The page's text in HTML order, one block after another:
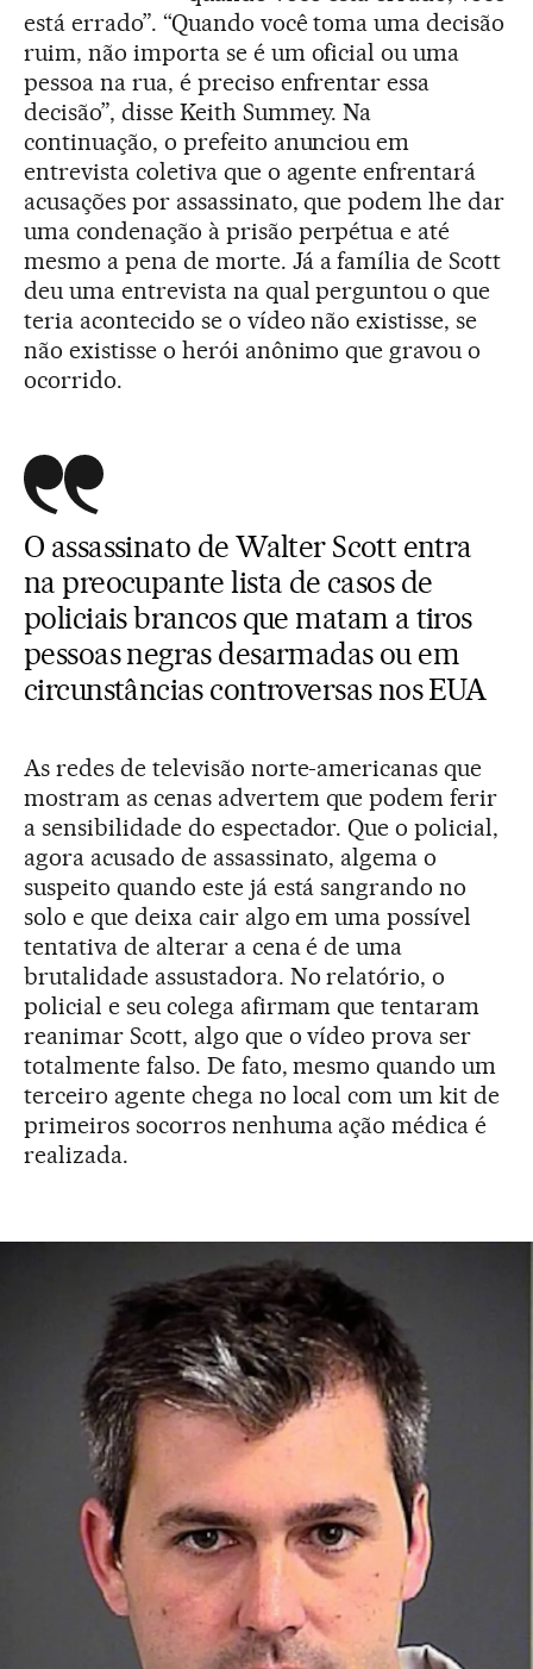
está errado”. “Quando você toma uma decisão
ruim, não importa se é um oficial ou uma
pessoa na rua, é preciso enfrentar essa
decisão”, disse Keith Summey. Na
continuação, o prefeito anunciou em
entrevista coletiva que o agente enfrentará
acusações por assassinato, que podem lhe dar
uma condenação à prisão perpétua e até
mesmo a pena de morte. Já a família de Scott
deu uma entrevista na qual perguntou o que
teria acontecido se o vídeo não existisse, se
não existisse o herói anônimo que gravou o
ocorrido.
O assassinato de Walter Scott entra
na preocupante lista de casos de
policiais brancos que matam a tiros
pessoas negras desarmadas ou em
circunstâncias controversas nos EUA
As redes de televisão norte-americanas que
mostram as cenas advertem que podem ferir
a sensibilidade do espectador. Que o policial,
agora acusado de assassinato, algema o
suspeito quando este já está sangrando no
solo e que deixa cair algo em uma possível
tentativa de alterar a cena é de uma
brutalidade assustadora. No relatório, o
policial e seu colega afirmam que tentaram
reanimar Scott, algo que o vídeo prova ser
totalmente falso. De fato, mesmo quando um
terceiro agente chega no local com um kit de
primeiros socorros nenhuma ação médica é
realizada.